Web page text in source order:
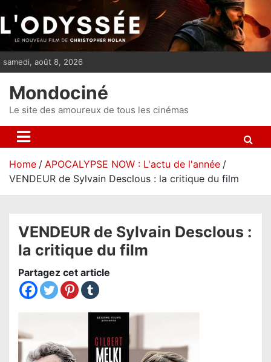
i
p
n
samedi, août 8, 2026
Mondociné
Le site des amoureux de tous les cinémas
Home
APOCALYPSE NOW : L'actu de l'année
VENDEUR de Sylvain Desclous : la critique du film
VENDEUR de Sylvain Desclous :
la critique du film
Partagez cet article